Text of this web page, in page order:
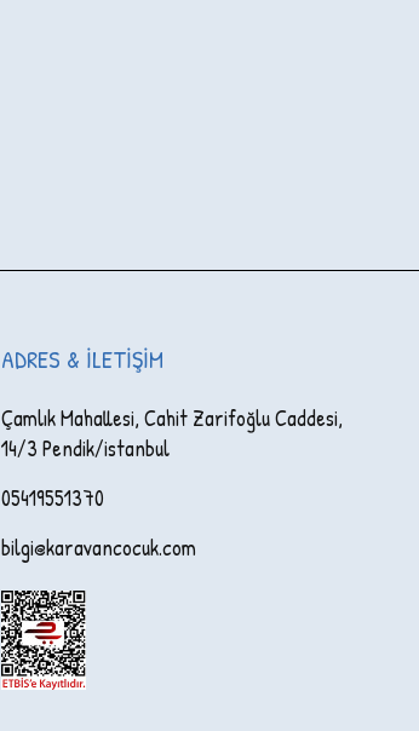
ADRES & İLETIŞIM
Çamlık Mahallesi, Cahit Zarifoğlu Caddesi,
14/3 Pendik/istanbul
05419551370
bilgi@karavancocuk.com